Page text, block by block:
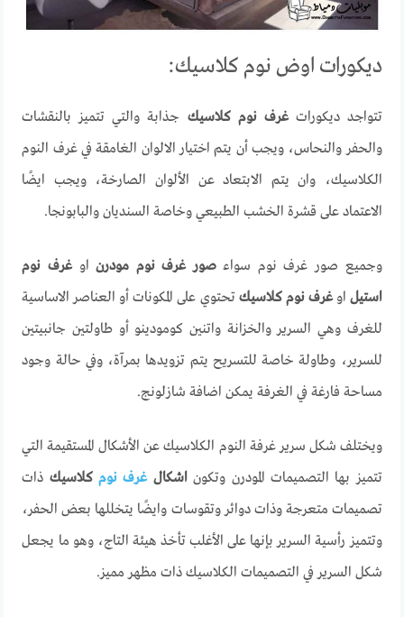
ديكورات اوض نوم كلاسيك:
تتواجد ديكوراتغرف نوم كلاسيك جذابة والتي تتميز بالنقشات
والحفر والنحاس، ويجب أن يتم اختيار الالوان الغامقة في غرف النوم
الكلاسيك، وان يتم الابتعاد عن الألوان الصارخة، ويجب ايضًا
الاعتماد على قشرة الخشب الطبيعي وخاصة السنديان والبابونجا.
وجميع صور غرف نوم سواءصور غرف نوم مودرناو غرف نوم
استيل اوغرف نوم كلاسيك تحتوي على المكونات أو العناصر الاساسية
للغرف وهي السرير والخزانة واتنين كومودينو أو طاولتين جانبيتين
للسرير، وطاولة خاصة للتسريح يتم تزويدها بمرآة، وفي حالة وجود
مساحة فارغة في الغرفة يمكن اضافة شازلونج.
ويختلف شكل سرير غرفة النوم الكلاسيك عن الأشكال المستقيمة التي
تتميز بها التصميمات المودرن وتكوناشكالغرف نومكلاسيك ذات
تصميمات متعرجة وذات دوائر وتقوسات وايضًا يتخللها بعض الحفر،
وتتميز رأسية السرير بإنها على الأغلب تأخذ هيئة التاج، وهو ما يجعل
شكل السرير في التصميمات الكلاسيك ذات مظهر مميز.